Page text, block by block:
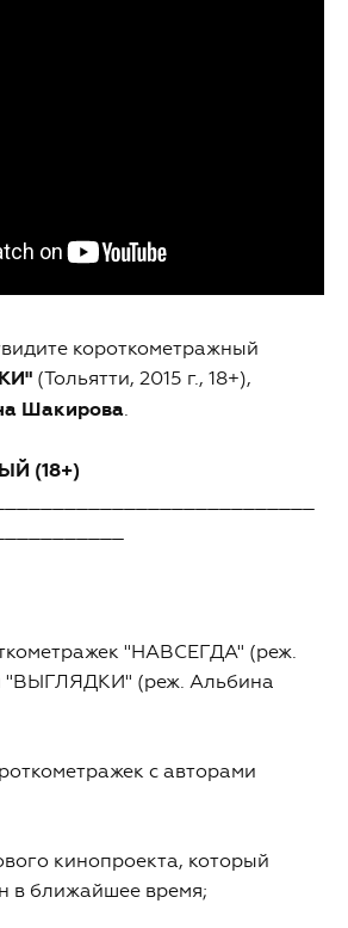
короткометражный
(Тольятти, 2015 г., 18+),
Шакирова.
(18+)
"НАВСЕГДА" (реж.
"ВЫГЛЯДКИ" (реж. Альбина
с авторами
кинопроекта, который
в ближайшее время;